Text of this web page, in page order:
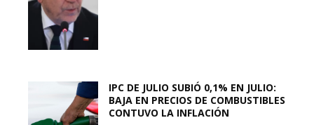
IPC DE JULIO SUBIÓ 0,1% EN JULIO:
BAJA EN PRECIOS DE COMBUSTIBLES
CONTUVO LA INFLACIÓN